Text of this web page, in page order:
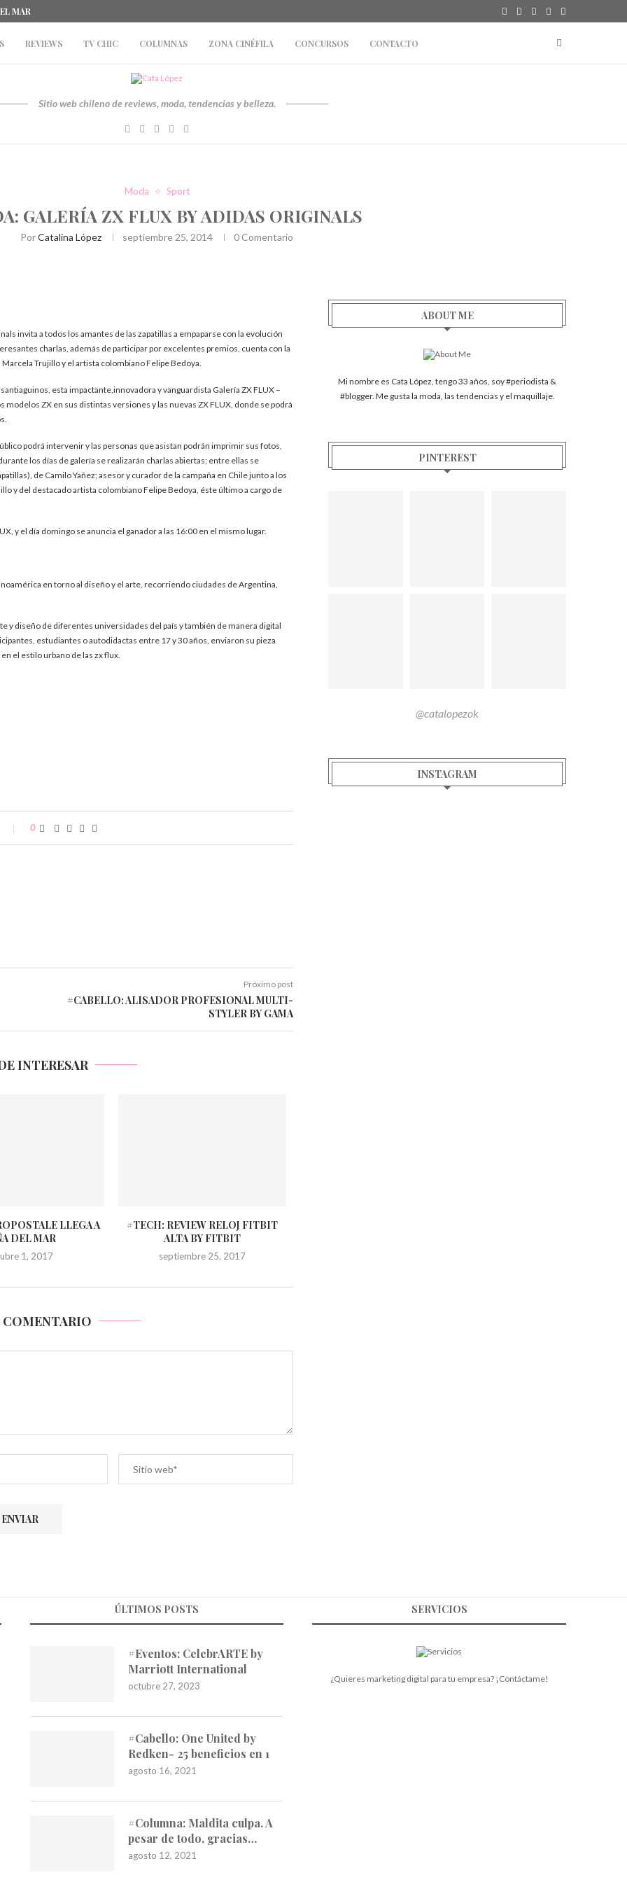
MAR
REVIEWS TV CHIC COLUMNAS ZONA CINÉFILA CONCURSOS CONTACTO
Sitio web chileno de reviews, moda, tendencias y belleza.
Moda Sport
GALERÍA ZX FLUX BY ADIDAS ORIGINALS
PorCatalina López septiembre 25, 2014 0 Comentario
invita a todos los amantes de las zapatillas a empaparse con la evolución
charlas, además de participar por excelentes premios, cuenta con la
Trujillo y el artista colombiano Felipe Bedoya.
esta impactante,innovadora y vanguardista Galería ZX FLUX –
ZX en sus distintas versiones y las nuevas ZX FLUX, donde se podrá
podrá intervenir y las personas que asistan podrán imprimir sus fotos,
los días de galería se realizarán charlas abiertas; entre ellas se
de Camilo Yañez; asesor y curador de la campaña en Chile junto a los
y del destacado artista colombiano Felipe Bedoya, éste último a cargo de
y el día domingo se anuncia el ganador a las 16:00 en el mismo lugar.
en torno al diseño y el arte, recorriendo ciudades de Argentina,
y diseño de diferentes universidades del país y también de manera digital
estudiantes o autodidactas entre 17 y 30 años, enviaron su pieza
el estilo urbano de las zx flux.
0
Próximo post
#CABELLO: ALISADOR PROFESIONAL MULTI-
STYLER BY GAMA
INTERESAR
LLEGA A
DEL MAR
1, 2017
#TECH: REVIEW RELOJ FITBIT
ALTA BY FITBIT
septiembre 25, 2017
COMENTARIO
ABOUT ME
Mi nombre es Cata López, tengo 33 años, soy #periodista &
#blogger. Me gusta la moda, las tendencias y el maquillaje.
PINTEREST
@catalopezok
INSTAGRAM
ÚLTIMOS POSTS
#Eventos: CelebrARTE by
Marriott International
octubre 27, 2023
#Cabello: One United by
Redken- 25 beneficios en 1
agosto 16, 2021
#Columna: Maldita culpa. A
pesar de todo, gracias…
agosto 12, 2021
SERVICIOS
¿Quieres marketing digital para tu empresa? ¡Contáctame!